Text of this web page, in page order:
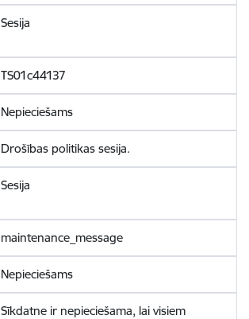
Sesija
TS01c44137
Nepieciešams
Drošības politikas sesija.
Sesija
maintenance_message
Nepieciešams
Sīkdatne ir nepieciešama, lai visiem